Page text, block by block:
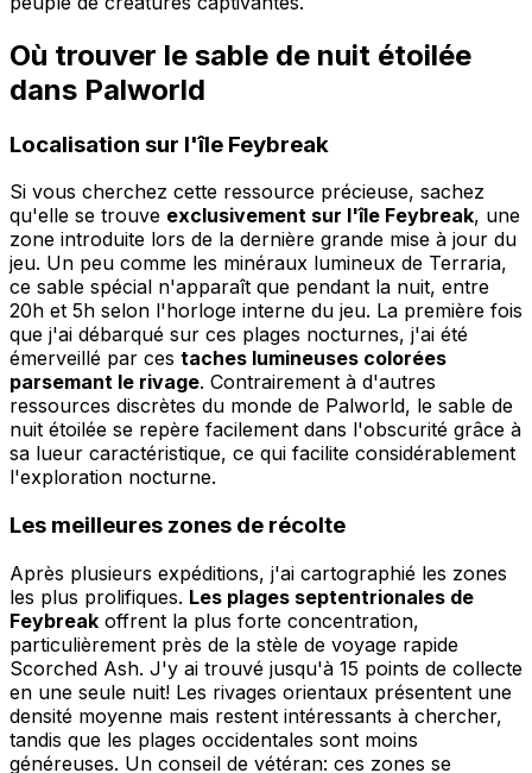
Où trouver le sable de nuit étoilée
dans Palworld
Localisation sur l'île Feybreak
Si vous cherchez cette ressource précieuse, sachez
qu'elle se trouve exclusivement sur l'île Feybreak, une
zone introduite lors de la dernière grande mise à jour du
jeu. Un peu comme les minéraux lumineux de Terraria,
ce sable spécial n'apparaît que pendant la nuit, entre
20h et 5h selon l'horloge interne du jeu. La première fois
que j'ai débarqué sur ces plages nocturnes, j'ai été
émerveillé par ces taches lumineuses colorées
parsemant le rivage. Contrairement à d'autres
ressources discrètes du monde de Palworld, le sable de
nuit étoilée se repère facilement dans l'obscurité grâce à
sa lueur caractéristique, ce qui facilite considérablement
l'exploration nocturne.
Les meilleures zones de récolte
Après plusieurs expéditions, j'ai cartographié les zones
les plus prolifiques. Les plages septentrionales de
Feybreak offrent la plus forte concentration,
particulièrement près de la stèle de voyage rapide
Scorched Ash. J'y ai trouvé jusqu'à 15 points de collecte
en une seule nuit! Les rivages orientaux présentent une
densité moyenne mais restent intéressants à chercher,
tandis que les plages occidentales sont moins
généreuses. Un conseil de vétéran: ces zones se